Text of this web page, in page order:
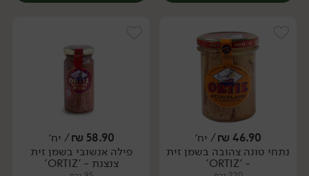
יח׳ יח׳
46.90
₪/ יח׳
נתחי טונה צהובה בשמן זית
- 'ORTIZ'
58.90
₪/ יח׳
פילה אנשובי בשמן זית
צנצנת - 'ORTIZ'